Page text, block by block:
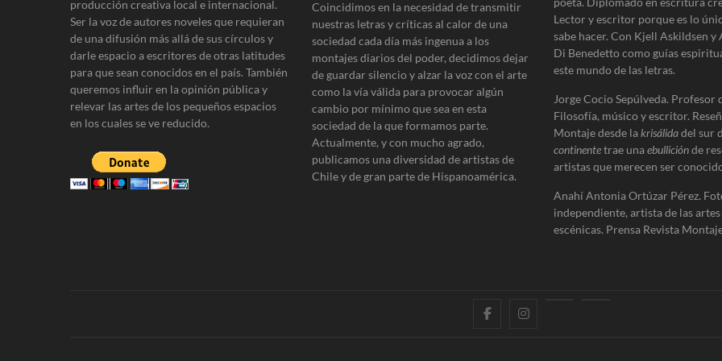
r
a
d
a
s
producción creativa local e internacional.
Ser la voz de autores noveles que requieran
de una difusión más allá de sus círculos y
darle espacio a escritores de otras latitudes
para que sean conocidos en el país. También
queremos influir en la opinión pública y
relevar las artes de los pequeños espacios
en los cuales se ve reducido.
Coincidimos en la necesidad de transmitir
nuestras letras y críticas al calor de una
sociedad cada día más ingenua a los
montajes diarios del poder, decidimos dejar
de guardar silencio y alzar la voz con el arte
como la vía válida para provocar algún
cambio por mínimo que sea en esta
sociedad de la que formamos parte.
Actualmente, y con mucho agrado,
publicamos una diversidad de artistas de
Chile y de gran parte de Hispanoamérica.
Lector y escritor porque es lo
sabe hacer. Con Kjell Askildsen y
Di Benedetto como guías
este mundo de las letras.
Jorge Cocio Sepúlveda. Profesor
Filosofía, músico y escritor.
Montaje desde lakrisálidadel sur
continentetrae unaebulliciónde
artistas que merecen ser
Anahí Antonia Ortúzar Pérez.
independiente, artista de las
escénicas. Prensa Revista
f i